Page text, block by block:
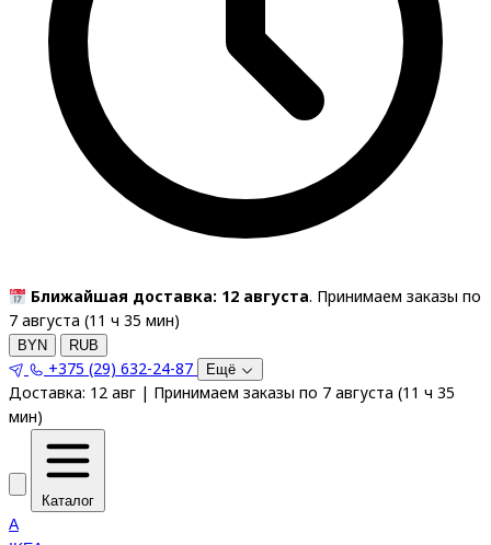
Ближайшая доставка: 12 августа. Принимаем заказы по
7 августа (11 ч 34 мин)
BYN RUB
+375 (29) 632-24-87 Ещё
Доставка: 12 авг | Принимаем заказы по 7 августа (11 ч 34
мин)
Каталог
A